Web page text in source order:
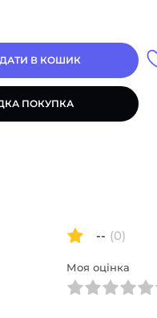
В КОШИК
ПОКУПКА
-- (0)
Моя оцінка